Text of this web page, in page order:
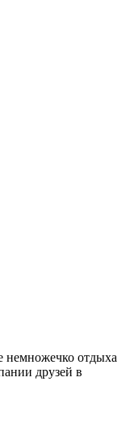
немножечко отдыха
друзей в